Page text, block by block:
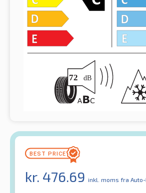
kr. 476.69 inkl. moms fra Auto-